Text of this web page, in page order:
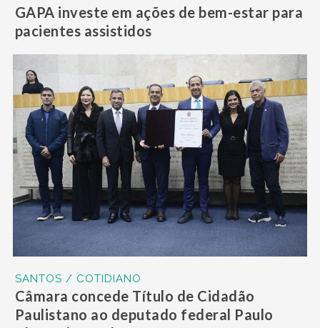
GAPA investe em ações de bem-estar para
pacientes assistidos
SANTOS / COTIDIANO
Câmara concede Título de Cidadão
Paulistano ao deputado federal Paulo